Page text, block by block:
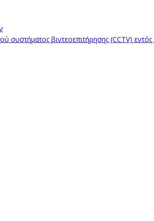
βιντεοεπιτήρησης (CCTV)